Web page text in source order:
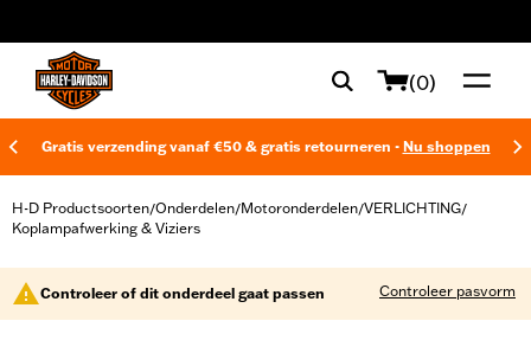
(0)
Gratis verzending vanaf €50 & gratis retourneren - Nu shoppen
H-D Productsoorten/Onderdelen/Motoronderdelen/VERLICHTING/
Koplampafwerking & Viziers
Controleer of dit onderdeel gaat passen Controleer pasvorm